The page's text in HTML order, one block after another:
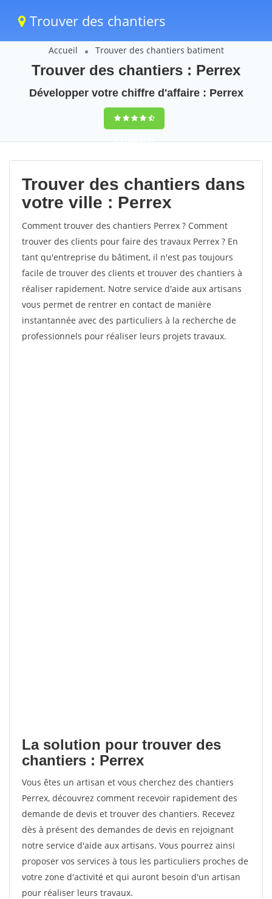
Trouver des chantiers
Accueil Trouver des chantiers batiment
Trouver des chantiers : Perrex
Développer votre chiffre d'affaire : Perrex
9,5(100%)39
votes
Trouver des chantiers dans
votre ville : Perrex
Comment trouver des chantiers Perrex ? Comment
trouver des clients pour faire des travaux Perrex ? En
tant qu'entreprise du bâtiment, il n'est pas toujours
facile de trouver des clients et trouver des chantiers à
réaliser rapidement. Notre service d'aide aux artisans
vous permet de rentrer en contact de manière
instantannée avec des particuliers à la recherche de
professionnels pour réaliser leurs projets travaux.
La solution pour trouver des
chantiers : Perrex
Vous êtes un artisan et vous cherchez des chantiers
Perrex, découvrez comment recevoir rapidement des
demande de devis et trouver des chantiers. Recevez
dès à présent des demandes de devis en rejoignant
notre service d'aide aux artisans. Vous pourrez ainsi
proposer vos services à tous les particuliers proches de
votre zone d'activité et qui auront besoin d'un artisan
pour réaliser leurs travaux.